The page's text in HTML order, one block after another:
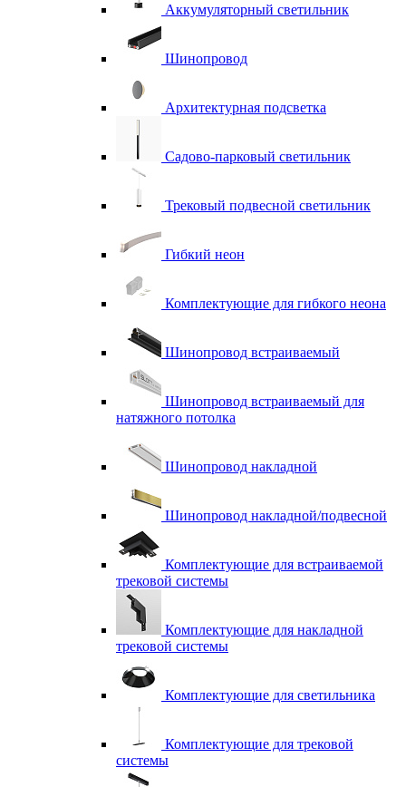
Аккумуляторный светильник
Шинопровод
Архитектурная подсветка
Садово-парковый светильник
Трековый подвесной светильник
Гибкий неон
Комплектующие для гибкого неона
Шинопровод встраиваемый
Шинопровод встраиваемый для
натяжного потолка
Шинопровод накладной
Шинопровод накладной/подвесной
Комплектующие для встраиваемой
трековой системы
Комплектующие для накладной
трековой системы
Комплектующие для светильника
Комплектующие для трековой
системы